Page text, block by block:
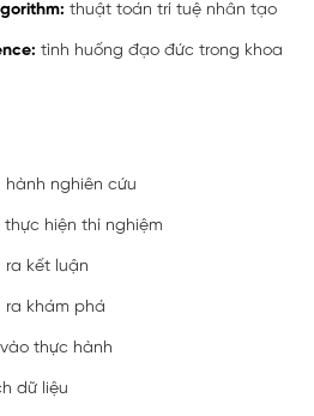
thuật toán trí tuệ nhân tạo
tình huống đạo đức trong khoa
hành nghiên cứu
thực hiện thí nghiệm
ra kết luận
ra khám phá
thực hành
dữ liệu